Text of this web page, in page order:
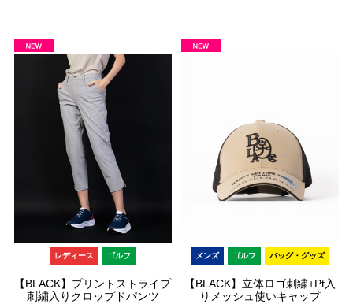
レディース ゴルフ
【BLACK】プリントストライプ
刺繍入りクロップドパンツ
メンズ ゴルフ バッグ・グッズ
【BLACK】立体ロゴ刺繍+Pt入
りメッシュ使いキャップ